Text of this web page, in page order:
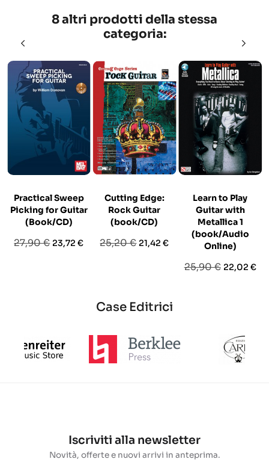
8 altri prodotti della stessa
categoria:
Practical Sweep
Picking for Guitar
(Book/CD)
Prezzo
27,90 € Prezzo
23,72 €
Cutting Edge:
Rock Guitar
(book/CD)
Prezzo
25,20 € Prezzo
21,42 €
Learn to Play
Guitar with
Metallica 1
(book/Audio
Online)
Prezzo
25,90 € Prezzo
22,02 €
Case Editrici
Iscriviti alla newsletter
Novità, offerte e nuovi arrivi in anteprima.